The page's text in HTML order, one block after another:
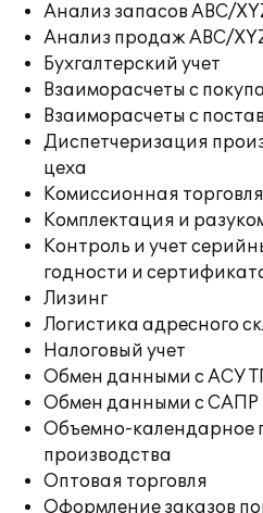
Анализ запасов ABC/
Анализ продаж ABC/
Бухгалтерский учет
Взаиморасчеты с
Взаиморасчеты с
Диспетчеризация
цеха
Комиссионная торговля
Комплектация и
Контроль и учет
годности и
Лизинг
Логистика адресного
Налоговый учет
Обмен данными с АСУ
Обмен данными с САПР
Объемно-календарное
производства
Оптовая торговля
Оформление заказов